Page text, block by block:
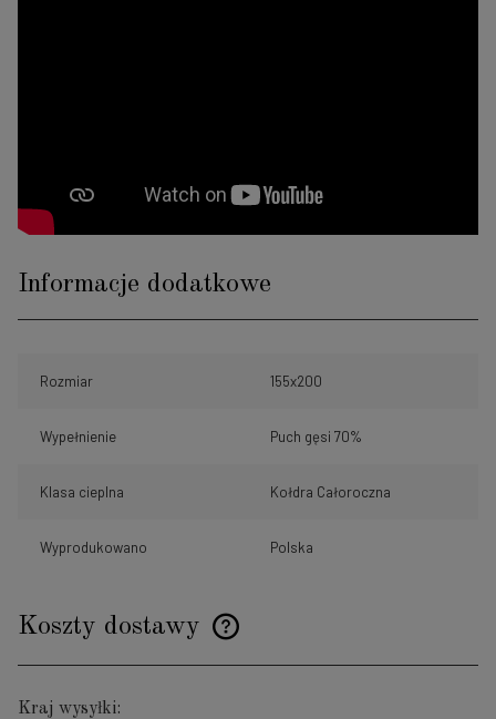
Informacje dodatkowe
Rozmiar 155x200
Wypełnienie Puch gęsi 70%
Klasa cieplna Kołdra Całoroczna
Wyprodukowano Polska
Koszty dostawy
Cena nie zawiera ewentualnych kosztów płatności
Kraj wysyłki: